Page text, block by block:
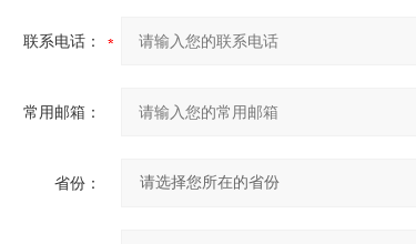
联系电话：
常用邮箱：
省份：